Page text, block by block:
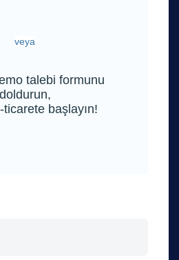
veya
talebi formunu
doldurun,
başlayın!